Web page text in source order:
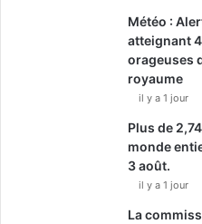
Météo :
atteignant
orageuses
royaume
il y a 1 jour
Plus de
monde
3 août.
il y a 1 jour
La